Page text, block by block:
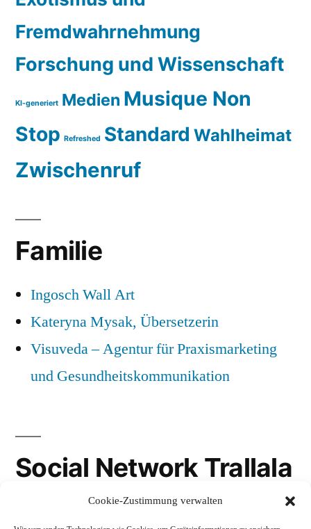
Cookie-Zustimmung verwalten
Fremdwahrnehmung
Forschung und Wissenschaft
KI-generiert Medien Musique Non
Stop Refreshed Standard Wahlheimat
Zwischenruf
Familie
Ingosch Wall Art
Kateryna Mysak, Übersetzerin
Visuveda – Agentur für Praxismarketing
und Gesundheitskommunikation
Social Network Trallala